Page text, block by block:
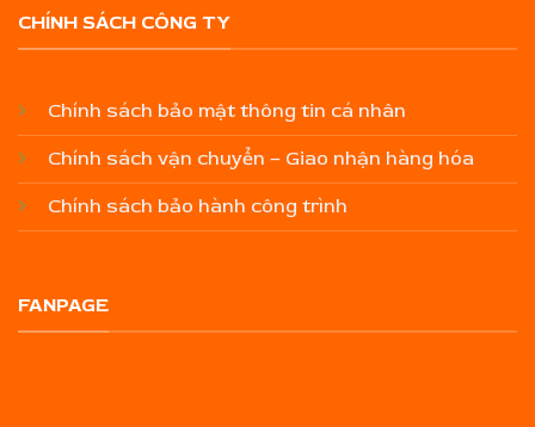
CHÍNH SÁCH CÔNG TY
Chính sách bảo mật thông tin cá nhân
Chính sách vận chuyển – Giao nhận hàng hóa
Chính sách bảo hành công trình
FANPAGE